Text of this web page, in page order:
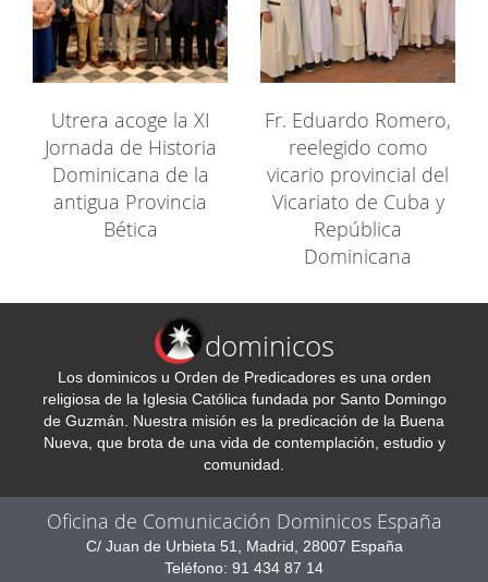
Utrera acoge la XI
Jornada de Historia
Dominicana de la
antigua Provincia
Bética
Fr. Eduardo Romero,
reelegido como
vicario provincial del
Vicariato de Cuba y
República
Dominicana
dominicos
Los dominicos u Orden de Predicadores es una orden
religiosa de la Iglesia Católica fundada por Santo Domingo
de Guzmán. Nuestra misión es la predicación de la Buena
Nueva, que brota de una vida de contemplación, estudio y
comunidad.
Oficina de Comunicación Dominicos España
C/ Juan de Urbieta 51, Madrid, 28007 España
Teléfono: 91 434 87 14